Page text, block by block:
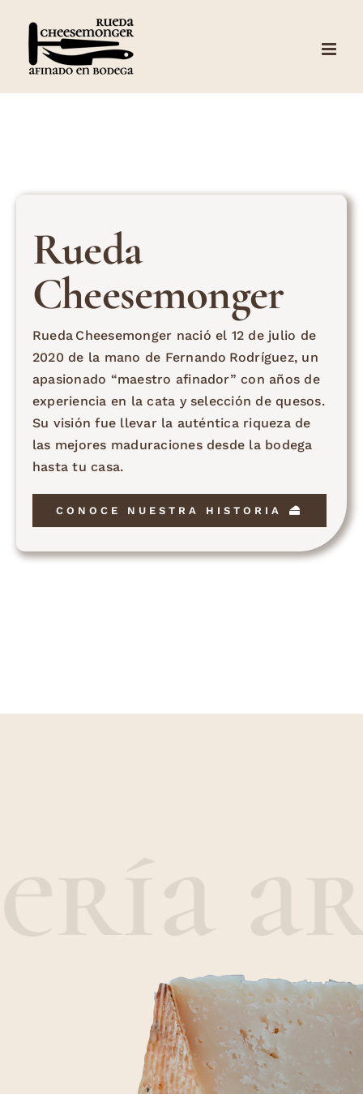
content
Rueda
Cheesemonger
Rueda Cheesemonger nació el 12 de julio de
2020 de la mano de Fernando Rodríguez, un
apasionado “maestro afinador” con años de
experiencia en la cata y selección de quesos.
Su visión fue llevar la auténtica riqueza de
las mejores maduraciones desde la bodega
hasta tu casa.
CONOCE NUESTRA HISTORIA